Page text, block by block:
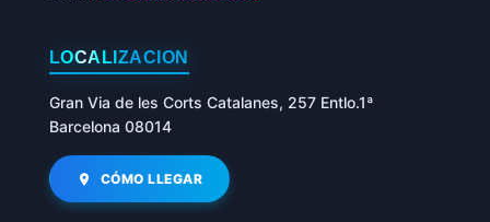
LOCALIZACIÓN
Gran Via de les Corts Catalanes, 257 Entlo.1ª
Barcelona 08014
CÓMO LLEGAR